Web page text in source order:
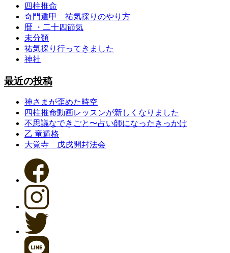
四柱推命
奇門遁甲 祐気採りのやり方
暦 ・二十四節気
未分類
祐気採り行ってきました
神社
最近の投稿
神さまが歪めた時空
四柱推命動画レッスンが新しくなりました
不思議なできごと〜占い師になったきっかけ
乙 竜遁格
大覚寺 戊戌開封法会